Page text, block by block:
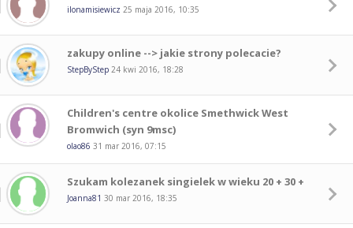
ilonamisiewicz 25 maja 2016, 10:35
zakupy online --> jakie strony polecacie?
StepByStep 24 kwi 2016, 18:28
Children's centre okolice Smethwick West
Bromwich (syn 9msc)
olao86 31 mar 2016, 07:15
Szukam kolezanek singielek w wieku 20 + 30 +
Joanna81 30 mar 2016, 18:35